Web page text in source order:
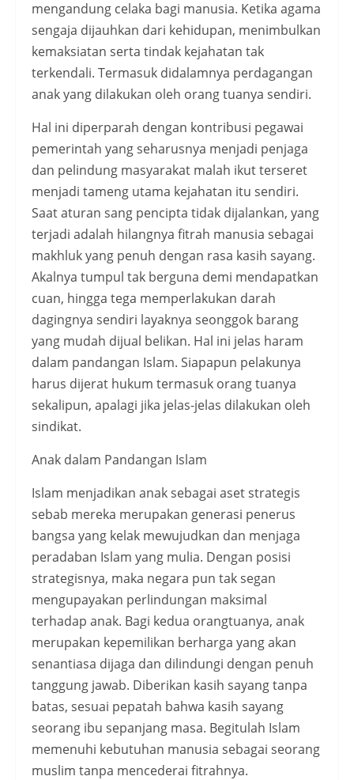
mengandung celaka bagi manusia. Ketika agama
sengaja dijauhkan dari kehidupan, menimbulkan
kemaksiatan serta tindak kejahatan tak
terkendali. Termasuk didalamnya perdagangan
anak yang dilakukan oleh orang tuanya sendiri.
Hal ini diperparah dengan kontribusi pegawai
pemerintah yang seharusnya menjadi penjaga
dan pelindung masyarakat malah ikut terseret
menjadi tameng utama kejahatan itu sendiri.
Saat aturan sang pencipta tidak dijalankan, yang
terjadi adalah hilangnya fitrah manusia sebagai
makhluk yang penuh dengan rasa kasih sayang.
Akalnya tumpul tak berguna demi mendapatkan
cuan, hingga tega memperlakukan darah
dagingnya sendiri layaknya seonggok barang
yang mudah dijual belikan. Hal ini jelas haram
dalam pandangan Islam. Siapapun pelakunya
harus dijerat hukum termasuk orang tuanya
sekalipun, apalagi jika jelas-jelas dilakukan oleh
sindikat.
Anak dalam Pandangan Islam
Islam menjadikan anak sebagai aset strategis
sebab mereka merupakan generasi penerus
bangsa yang kelak mewujudkan dan menjaga
peradaban Islam yang mulia. Dengan posisi
strategisnya, maka negara pun tak segan
mengupayakan perlindungan maksimal
terhadap anak. Bagi kedua orangtuanya, anak
merupakan kepemilikan berharga yang akan
senantiasa dijaga dan dilindungi dengan penuh
tanggung jawab. Diberikan kasih sayang tanpa
batas, sesuai pepatah bahwa kasih sayang
seorang ibu sepanjang masa. Begitulah Islam
memenuhi kebutuhan manusia sebagai seorang
muslim tanpa mencederai fitrahnya.